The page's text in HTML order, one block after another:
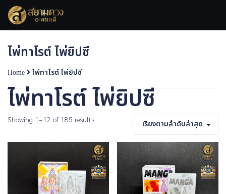
Skip
content
ไพ่ทาโรต์ ไพ่ยิปซี
Home ไพ่ทาโรต์ ไพ่ยิปซี
ไพ่ทาโรต์ ไพ่ยิปซี
Showing 1–12 of 185 resultsSorted
latest
เรียงตามลำดับล่าสุด